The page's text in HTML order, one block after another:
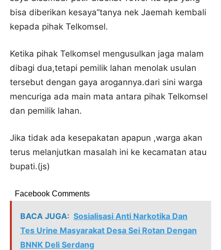
bisa diberikan kesaya”tanya nek Jaemah kembali
kepada pihak Telkomsel.
Ketika pihak Telkomsel mengusulkan jaga malam
dibagi dua,tetapi pemilik lahan menolak usulan
tersebut dengan gaya arogannya.dari sini warga
mencuriga ada main mata antara pihak Telkomsel
dan pemilik lahan.
Jika tidak ada kesepakatan apapun ,warga akan
terus melanjutkan masalah ini ke kecamatan atau
bupati.(js)
Facebook Comments
BACA JUGA: Sosialisasi Anti Narkotika Dan
Tes Urine Masyarakat Desa Sei Rotan Dengan
BNNK Deli Serdang